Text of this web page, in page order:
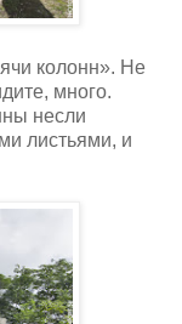
колонн». Не
много.
несли
листьями, и